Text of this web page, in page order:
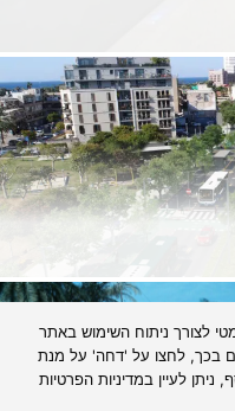
לצורך ניתוח השימוש באתר
בכך, לחצו על 'דחה' על מנת
לעיין במדיניות הפרטיות